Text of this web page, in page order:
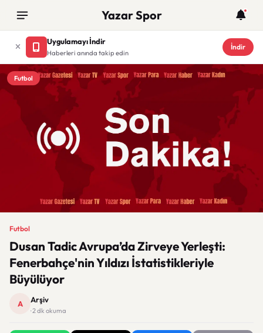
Yazar Spor
Uygulamayı İndir
Haberleri anında takip edin
İndir
Futbol
Futbol
Dusan Tadic Avrupa’da Zirveye Yerleşti:
Fenerbahçe'nin Yıldızı İstatistikleriyle
Büyülüyor
A Arşiv
· 2 dk okuma